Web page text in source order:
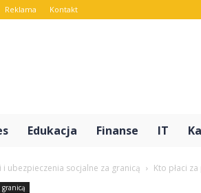
Reklama Kontakt
Edukacja Finanse IT
i ubezpieczenia socjalne za granicą Kto płaci